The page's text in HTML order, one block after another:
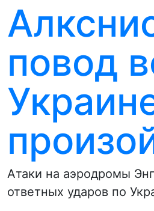
повод
Атаки на аэродромы
ответных ударов по